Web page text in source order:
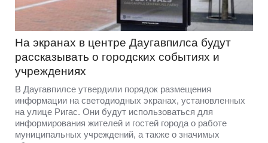
На экранах в центре Даугавпилса будут
рассказывать о городских событиях и
учреждениях
В Даугавпилсе утвердили порядок размещения
информации на светодиодных экранах, установленных
на улице Ригас. Они будут использоваться для
информирования жителей и гостей города о работе
муниципальных учреждений, а также о значимых